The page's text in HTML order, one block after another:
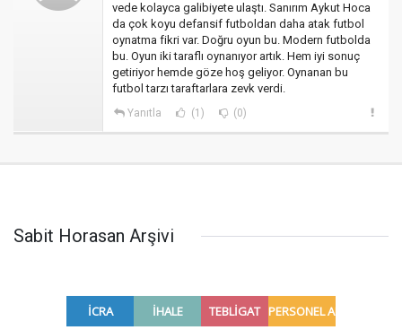
vede kolayca galibiyete ulaştı. Sanırım Aykut Hoca
da çok koyu defansif futboldan daha atak futbol
oynatma fikri var. Doğru oyun bu. Modern futbolda
bu. Oyun iki taraflı oynanıyor artık. Hem iyi sonuç
getiriyor hemde göze hoş geliyor. Oynanan bu
futbol tarzı taraftarlara zevk verdi.
Yanıtla (1) (0)
Sabit Horasan Arşivi